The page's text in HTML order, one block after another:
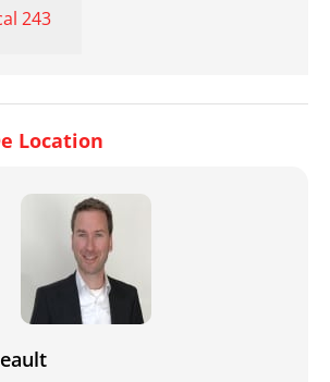
243
Location